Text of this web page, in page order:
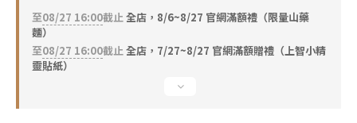
至08/27 16:00截止全店，8/6~8/27 官網滿額禮（限量山藥
麵）
至08/27 16:00截止全店，7/27~8/27 官網滿額贈禮（上智小精
靈貼紙）